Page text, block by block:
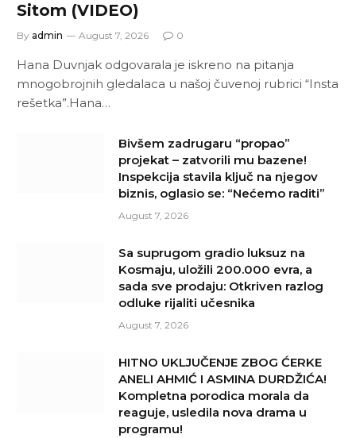
Sitom (VIDEO)
By admin August 7, 2026 0
Hana Duvnjak odgovarala je iskreno na pitanja
mnogobrojnih gledalaca u našoj čuvenoj rubrici “Insta
rešetka”.Hana…
Bivšem zadrugaru “propao”
projekat – zatvorili mu bazene!
Inspekcija stavila ključ na njegov
biznis, oglasio se: “Nećemo raditi”
August 7, 2026
Sa suprugom gradio luksuz na
Kosmaju, uložili 200.000 evra, a
sada sve prodaju: Otkriven razlog
odluke rijaliti učesnika
August 7, 2026
HITNO UKLJUČENJE ZBOG ĆERKE
ANELI AHMIĆ I ASMINA DURDŽIĆA!
Kompletna porodica morala da
reaguje, usledila nova drama u
programu!